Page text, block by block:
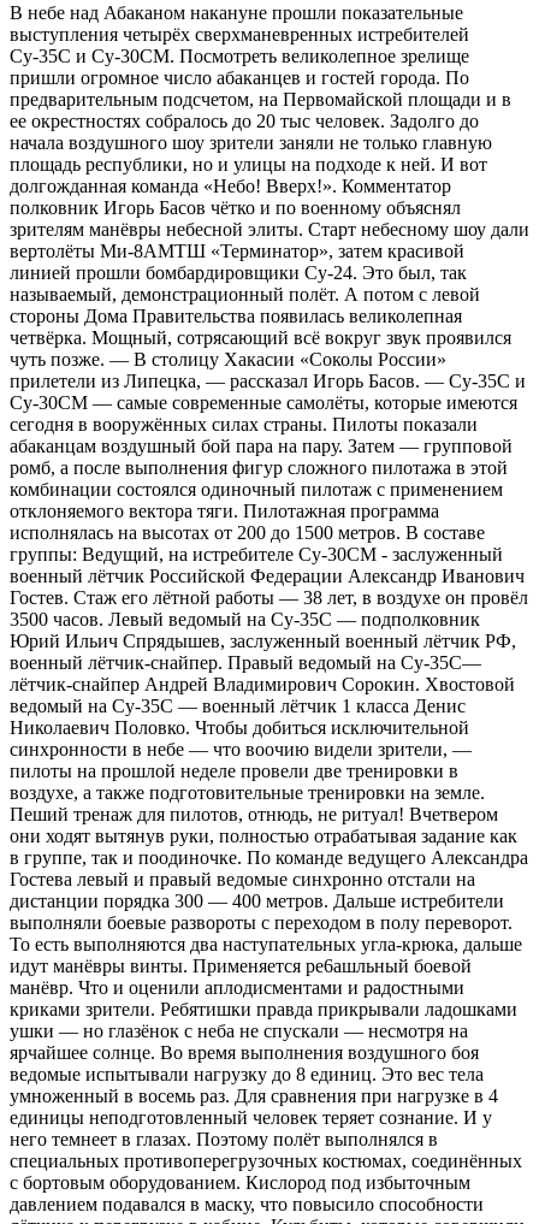
В небе над Абаканом накануне прошли показательные
выступления четырёх сверхманевренных истребителей
Су-35С и Су-30СМ. Посмотреть великолепное зрелище
пришли огромное число абаканцев и гостей города. По
предварительным подсчетом, на Первомайской площади и в
ее окрестностях собралось до 20 тыс человек. Задолго до
начала воздушного шоу зрители заняли не только главную
площадь республики, но и улицы на подходе к ней. И вот
долгожданная команда «Небо! Вверх!». Комментатор
полковник Игорь Басов чётко и по военному объяснял
зрителям манёвры небесной элиты. Старт небесному шоу дали
вертолёты Ми-8АМТШ «Терминатор», затем красивой
линией прошли бомбардировщики Су-24. Это был, так
называемый, демонстрационный полёт. А потом с левой
стороны Дома Правительства появилась великолепная
четвёрка. Мощный, сотрясающий всё вокруг звук проявился
чуть позже. — В столицу Хакасии «Соколы России»
прилетели из Липецка, — рассказал Игорь Басов. — Су-35С и
Су-30СМ — самые современные самолёты, которые имеются
сегодня в вооружённых силах страны. Пилоты показали
абаканцам воздушный бой пара на пару. Затем — групповой
ромб, а после выполнения фигур сложного пилотажа в этой
комбинации состоялся одиночный пилотаж с применением
отклоняемого вектора тяги. Пилотажная программа
исполнялась на высотах от 200 до 1500 метров. В составе
группы: Ведущий, на истребителе Су-30СМ - заслуженный
военный лётчик Российской Федерации Александр Иванович
Гостев. Стаж его лётной работы — 38 лет, в воздухе он провёл
3500 часов. Левый ведомый на Су-35С — подполковник
Юрий Ильич Спрядышев, заслуженный военный лётчик РФ,
военный лётчик-снайпер. Правый ведомый на Су-35С—
лётчик-снайпер Андрей Владимирович Сорокин. Хвостовой
ведомый на Су-35С — военный лётчик 1 класса Денис
Николаевич Половко. Чтобы добиться исключительной
синхронности в небе — что воочию видели зрители, —
пилоты на прошлой неделе провели две тренировки в
воздухе, а также подготовительные тренировки на земле.
Пеший тренаж для пилотов, отнюдь, не ритуал! Вчетвером
они ходят вытянув руки, полностью отрабатывая задание как
в группе, так и поодиночке. По команде ведущего Александра
Гостева левый и правый ведомые синхронно отстали на
дистанции порядка 300 — 400 метров. Дальше истребители
выполняли боевые развороты с переходом в полу переворот.
То есть выполняются два наступательных угла-крюка, дальше
идут манёвры винты. Применяется ре6ашльный боевой
манёвр. Что и оценили аплодисментами и радостными
криками зрители. Ребятишки правда прикрывали ладошками
ушки — но глазёнок с неба не спускали — несмотря на
ярчайшее солнце. Во время выполнения воздушного боя
ведомые испытывали нагрузку до 8 единиц. Это вес тела
умноженный в восемь раз. Для сравнения при нагрузке в 4
единицы неподготовленный человек теряет сознание. И у
него темнеет в глазах. Поэтому полёт выполнялся в
специальных противоперегрузочных костюмах, соединённых
с бортовым оборудованием. Кислород под избыточным
давлением подавался в маску, что повысило способности